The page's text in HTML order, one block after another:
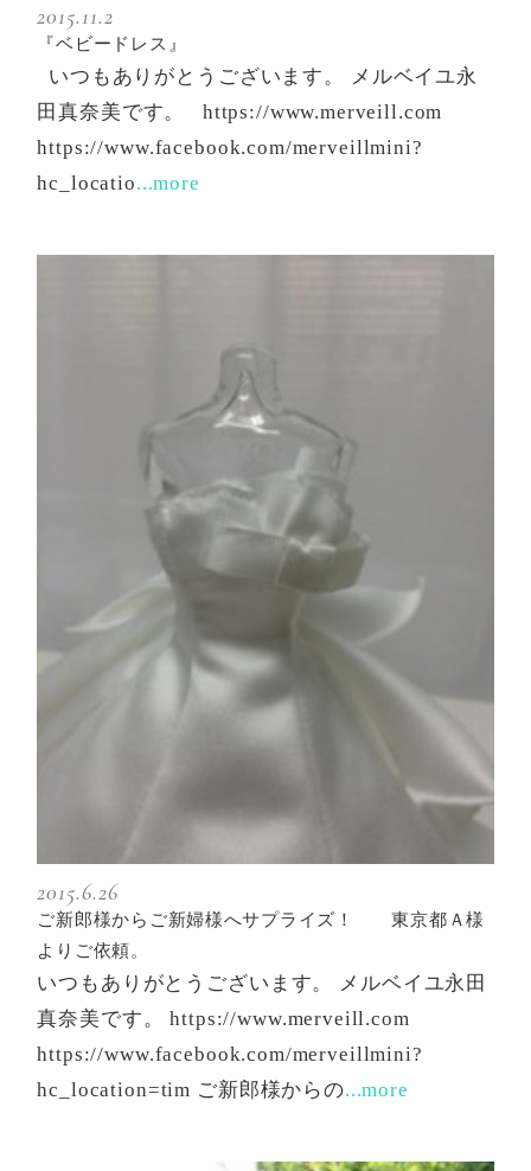
2015.11.2
『ベビードレス』
いつもありがとうございます。 メルベイユ永
田真奈美です。 https://www.merveill.com
https://www.facebook.com/merveillmini?
hc_locatio...more
2015.6.26
ご新郎様からご新婦様へサプライズ！ 東京都Ａ様
よりご依頼。
いつもありがとうございます。 メルベイユ永田
真奈美です。 https://www.merveill.com
https://www.facebook.com/merveillmini?
hc_location=tim ご新郎様からの...more